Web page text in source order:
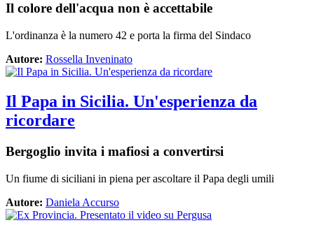
Il colore dell'acqua non è accettabile
L'ordinanza è la numero 42 e porta la firma del Sindaco
Autore: Rossella Inveninato
Il Papa in Sicilia. Un'esperienza da
ricordare
Bergoglio invita i mafiosi a convertirsi
Un fiume di siciliani in piena per ascoltare il Papa degli umili
Autore: Daniela Accurso